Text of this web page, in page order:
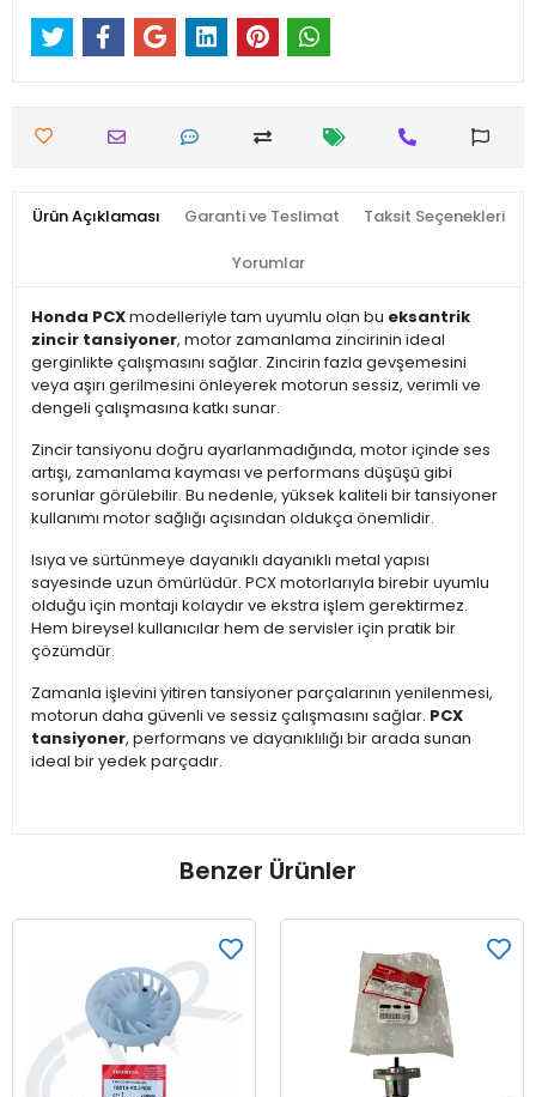
Ürün Açıklaması Garanti ve Teslimat Taksit Seçenekleri
Yorumlar
Honda PCXmodelleriyle tam uyumlu olan bu eksantrik
zincir tansiyoner, motor zamanlama zincirinin ideal
gerginlikte çalışmasını sağlar. Zincirin fazla gevşemesini
veya aşırı gerilmesini önleyerek motorun sessiz, verimli ve
dengeli çalışmasına katkı sunar.
Zincir tansiyonu doğru ayarlanmadığında, motor içinde ses
artışı, zamanlama kayması ve performans düşüşü gibi
sorunlar görülebilir. Bu nedenle, yüksek kaliteli bir tansiyoner
kullanımı motor sağlığı açısından oldukça önemlidir.
Isıya ve sürtünmeye dayanıklı dayanıklı metal yapısı
sayesinde uzun ömürlüdür. PCX motorlarıyla birebir uyumlu
olduğu için montajı kolaydır ve ekstra işlem gerektirmez.
Hem bireysel kullanıcılar hem de servisler için pratik bir
çözümdür.
Zamanla işlevini yitiren tansiyoner parçalarının yenilenmesi,
motorun daha güvenli ve sessiz çalışmasını sağlar. PCX
tansiyoner, performans ve dayanıklılığı bir arada sunan
ideal bir yedek parçadır.
Benzer Ürünler